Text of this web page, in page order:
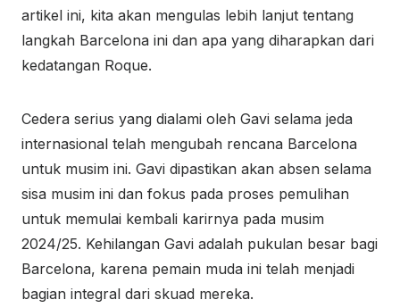
artikel ini, kita akan mengulas lebih lanjut tentang
langkah Barcelona ini dan apa yang diharapkan dari
kedatangan Roque.
Cedera serius yang dialami oleh Gavi selama jeda
internasional telah mengubah rencana Barcelona
untuk musim ini. Gavi dipastikan akan absen selama
sisa musim ini dan fokus pada proses pemulihan
untuk memulai kembali karirnya pada musim
2024/25. Kehilangan Gavi adalah pukulan besar bagi
Barcelona, karena pemain muda ini telah menjadi
bagian integral dari skuad mereka.